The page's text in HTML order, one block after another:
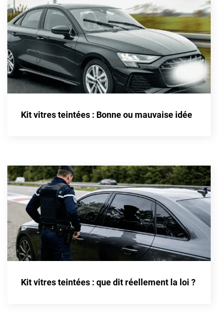
Buick
Byd
Cadillac
Changan
Chevrolet
Chrysler
Dacia
Daewoo
Daihatsu
Dodge
Dongfeng
Eagle
Kit vitres teintées : Bonne ou mauvaise idée
Kit vitres teintées : que dit réellement la loi ?